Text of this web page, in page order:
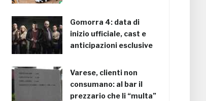
Gomorra 4: data di
inizio ufficiale, cast e
anticipazioni esclusive
Varese, clienti non
consumano: al bar il
prezzario che li “multa”